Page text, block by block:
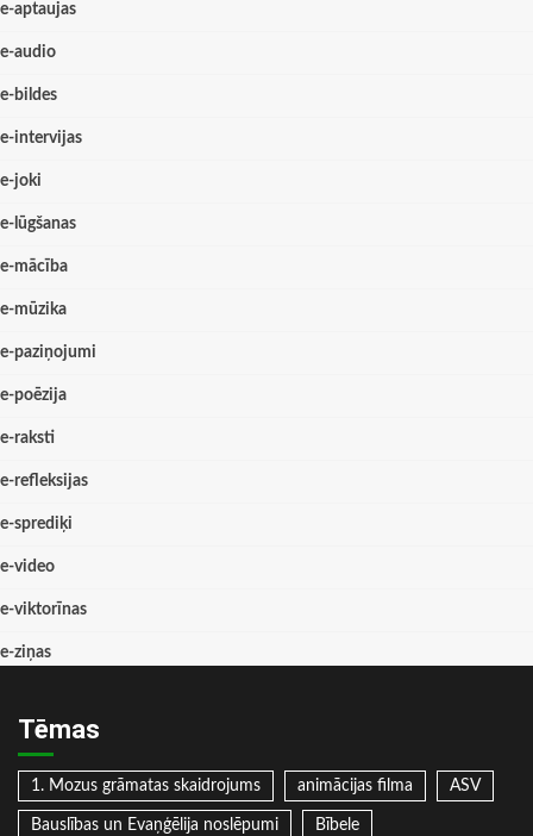
e-aptaujas
e-audio
e-bildes
e-intervijas
e-joki
e-lūgšanas
e-mācība
e-mūzika
e-paziņojumi
e-poēzija
e-raksti
e-refleksijas
e-sprediķi
e-video
e-viktorīnas
e-ziņas
Tēmas
1. Mozus grāmatas skaidrojums animācijas filma ASV
Bauslības un Evaņģēlija noslēpumi Bībele